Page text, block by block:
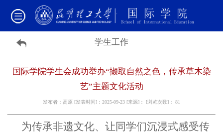
学生工作
国际学院学生会成功举办“撷取自然之色，传承草木染
艺”主题文化活动
发布者：高原 [发表时间]：2025-09-23 [来源]： [浏览次数]： 81
为传承非遗文化、让同学们沉浸式感受传